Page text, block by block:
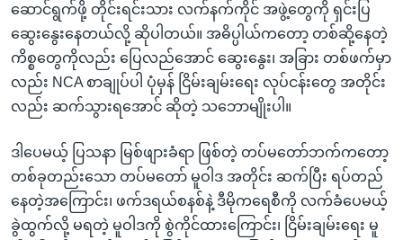
ဆောင်ရွက်ဖို့ တိုင်းရင်းသား လက်နက်ကိုင် အဖွဲ့တွေကို ရှင်းပြ
ဆွေးနွေးနေတယ်လို့ ဆိုပါတယ်။ အဓိပ္ပါယ်ကတော့ တစ်ဆို့နေတဲ့
ကိစ္စတွေကိုလည်း ပြေလည်အောင် ဆွေးနွေး၊ အခြား တစ်ဖက်မှာ
လည်း NCA စာချုပ်ပါ ပုံမှန် ငြိမ်းချမ်းရေး လုပ်ငန်းတွေ အတိုင်း
လည်း ဆက်သွားရအောင် ဆိုတဲ့ သဘောမျိုးပါ။
ဒါပေမယ့် ပြသနာ မြစ်ဖျားခံရာ ဖြစ်တဲ့ တပ်မတော်ဘက်ကတော့
တစ်ခုတည်းသော တပ်မတော် မူဝါဒ အတိုင်း ဆက်ပြီး ရပ်တည်
နေတဲ့အကြောင်း၊ ဖက်ဒရယ်စနစ်နဲ့ ဒီမိုကရေစီကို လက်ခံပေမယ့်
ခွဲထွက်လို့ မရတဲ့ မူဝါဒကို စွဲကိုင်ထားကြောင်း၊ ငြိမ်းချမ်းရေး မူ